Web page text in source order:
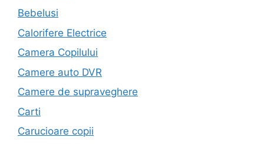
Bebelusi
Calorifere Electrice
Camera Copilului
Camere auto DVR
Camere de supraveghere
Carti
Carucioare copii